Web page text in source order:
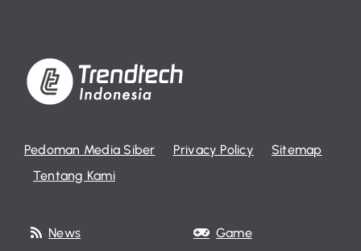
Pedoman Media Siber Privacy Policy
Sitemap
Tentang Kami
News
Game